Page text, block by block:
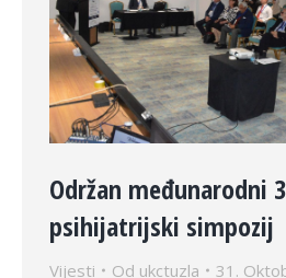
Održan međunarodni
psihijatrijski simpozij
Vijesti Od ukctuzla 31.